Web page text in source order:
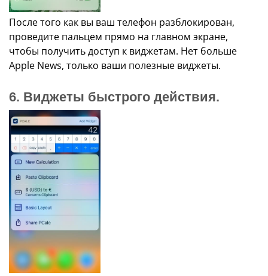
После того как вы ваш телефон разблокирован,
проведите пальцем прямо на главном экране,
чтобы получить доступ к виджетам. Нет больше
Apple News, только ваши полезные виджеты.
6. Виджеты быстрого действия.